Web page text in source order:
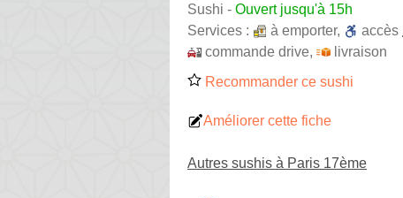
Sushi - Ouvert jusqu'à 15h
Services :
à emporter, accès
commande drive,
livraison
Recommander ce sushi
Améliorer cette fiche
Autres sushis à Paris 17ème